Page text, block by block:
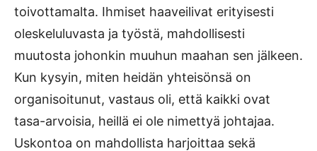
toivottamalta. Ihmiset haaveilivat erityisesti
oleskeluluvasta ja työstä, mahdollisesti
muutosta johonkin muuhun maahan sen jälkeen.
Kun kysyin, miten heidän yhteisönsä on
organisoitunut, vastaus oli, että kaikki ovat
tasa-arvoisia, heillä ei ole nimettyä johtajaa.
Uskontoa on mahdollista harjoittaa sekä